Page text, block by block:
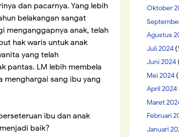
dan pacarnya. Yang lebih
belakangan sangat
menganggapnya anak, telah
hak waris untuk anak
yang telah
pantas. LM lebih membela
menghargai sang ibu yang
ibu dan anak
baik?
Oktober
Agustus
Juli 2024
Juni 2024
Mei 2024
April 2024
Maret
Februari
Januari